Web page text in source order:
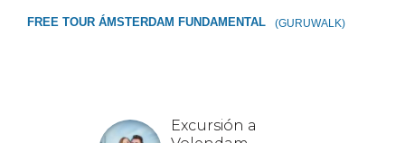
FREE TOUR ÁMSTERDAM FUNDAMENTAL (GURUWALK)